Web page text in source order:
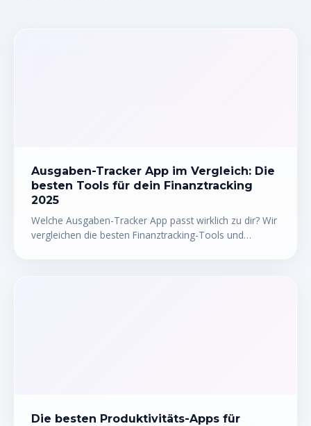
Ausgaben-Tracker App im Vergleich: Die
besten Tools für dein Finanztracking
2025
Welche Ausgaben-Tracker App passt wirklich zu dir? Wir
vergleichen die besten Finanztracking-Tools und
Die besten Produktivitäts-Apps für